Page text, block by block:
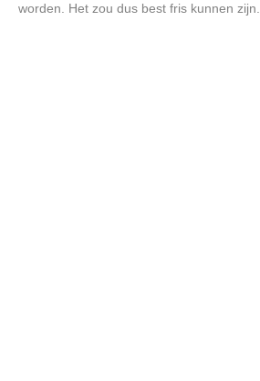
worden. Het zou dus best fris kunnen zijn.